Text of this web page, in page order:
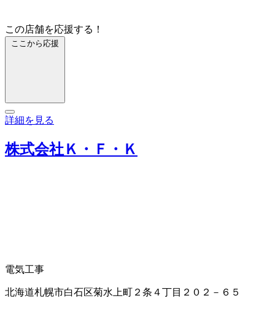
この店舗を応援する！
ここから応援
詳細を見る
株式会社Ｋ・Ｆ・Ｋ
電気工事
北海道札幌市白石区菊水上町２条４丁目２０２－６５